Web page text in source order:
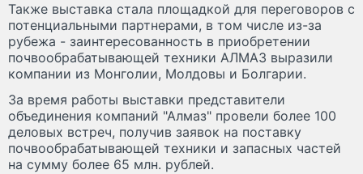
Также выставка стала площадкой для переговоров с
потенциальными партнерами, в том числе из-за
рубежа - заинтересованность в приобретении
почвообрабатывающей техники АЛМАЗ выразили
компании из Монголии, Молдовы и Болгарии.
За время работы выставки представители
объединения компаний "Алмаз" провели более 100
деловых встреч, получив заявок на поставку
почвообрабатывающей техники и запасных частей
на сумму более 65 млн. рублей.